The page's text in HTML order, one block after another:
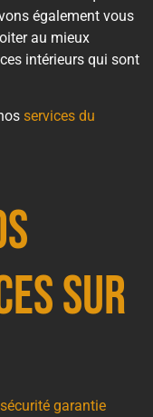
également vous
au mieux
intérieurs qui sont
services du
sur
garantie